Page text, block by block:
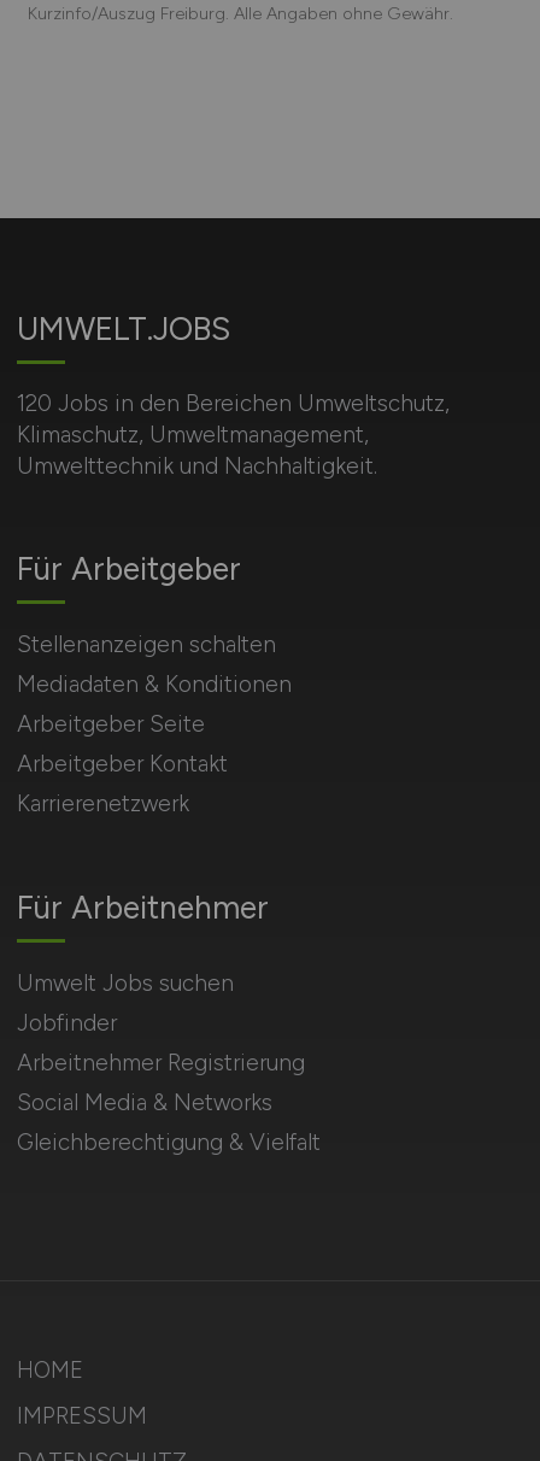
Kurzinfo/Auszug Freiburg. Alle Angaben ohne Gewähr.
UMWELT.JOBS
120 Jobs in den Bereichen Umweltschutz,
Klimaschutz, Umweltmanagement,
Umwelttechnik und Nachhaltigkeit.
Für Arbeitnehmer
Umwelt Jobs suchen
Jobfinder
Arbeitnehmer Registrierung
Social Media & Networks
Gleichberechtigung & Vielfalt
Für Arbeitgeber
Stellenanzeigen schalten
Mediadaten & Konditionen
Arbeitgeber Seite
Arbeitgeber Kontakt
Karrierenetzwerk
HOME
IMPRESSUM